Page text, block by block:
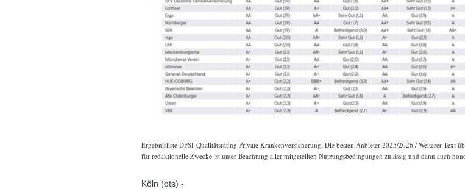
Ergebnisliste DFSI-Qualitätsrating Private Krankenversicherung: Die besten Anbieter 2025/2026 / Weiterer Text
für redaktionelle Zwecke ist unter Beachtung aller mitgeteilten Nutzungsbedingungen zulässig und dann auch
Köln (ots) -